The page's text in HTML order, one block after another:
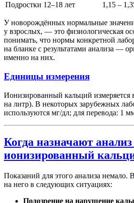
Подростки 12–18 лет
1,15 –
У новорождённых нормальные
у взрослых, — это физиологическая
понимать, что нормы конкретной
на бланке с результатами анализа —
именно на них.
Единицы измерения
Ионизированный кальций измеряется
на литр). В некоторых зарубежных
используются мг/дл; для перевода: 1
Когда назначают
ионизированный
Показаний для этого анализа немало.
на него в следующих ситуациях:
Подозрение на нарушение